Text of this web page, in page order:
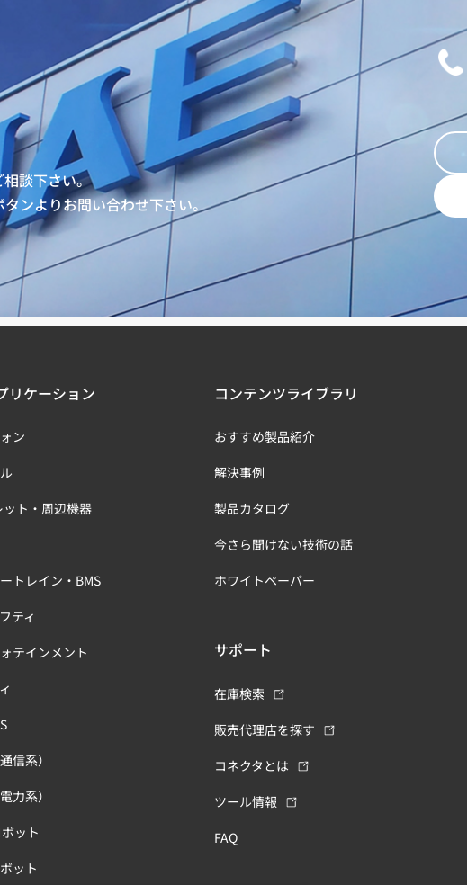
談下さい。
ンよりお問い合わせ下さい。
リケーション
ン
ット・周辺機器
トレイン・BMS
ティ
テインメント
信系）
力系）
ット
ット
コンテンツライブラリ
おすすめ製品紹介
解決事例
製品カタログ
今さら聞けない技術の話
ホワイトペーパー
サポート
在庫検索
販売代理店を探す
コネクタとは
ツール情報
FAQ